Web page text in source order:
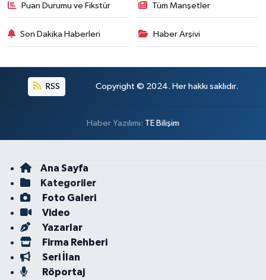
Puan Durumu ve Fikstür Tüm Manşetler
Son Dakika Haberleri Haber Arşivi
RSS Copyright © 2024. Her hakkı saklıdır.
Haber Yazılımı: TE Bilişim
Ana Sayfa
Kategoriler
Foto Galeri
Video
Yazarlar
Firma Rehberi
Seri İlan
Röportaj